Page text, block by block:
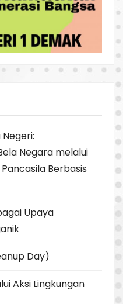
Negara melalui
Berbasis
Upaya
Day)
Aksi Lingkungan